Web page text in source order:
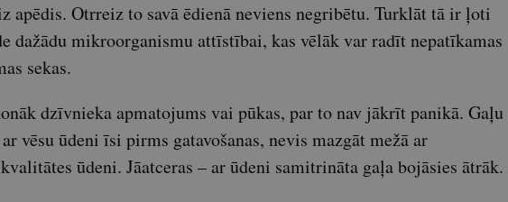
apēdis. Otrreiz to savā ēdienā neviens negribētu. Turklāt tā ir ļoti
dažādu mikroorganismu attīstībai, kas vēlāk var radīt nepatīkamas
sekas.
dzīvnieka apmatojums vai pūkas, par to nav jākrīt panikā. Gaļu
vēsu ūdeni īsi pirms gatavošanas, nevis mazgāt mežā ar
ūdeni. Jāatceras – ar ūdeni samitrināta gaļa bojāsies ātrāk.